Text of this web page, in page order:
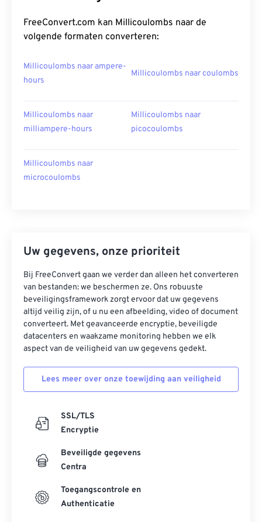
FreeConvert.com kan Millicoulombs naar de
volgende formaten converteren:
Millicoulombs naar ampere-
hours
Millicoulombs naar coulombs
Millicoulombs naar
milliampere-hours
Millicoulombs naar
picocoulombs
Millicoulombs naar
microcoulombs
Uw gegevens, onze prioriteit
Bij FreeConvert gaan we verder dan alleen het converteren
van bestanden: we beschermen ze. Ons robuuste
beveiligingsframework zorgt ervoor dat uw gegevens
altijd veilig zijn, of u nu een afbeelding, video of document
converteert. Met geavanceerde encryptie, beveiligde
datacenters en waakzame monitoring hebben we elk
aspect van de veiligheid van uw gegevens gedekt.
Lees meer over onze toewijding aan veiligheid
SSL/TLS
Encryptie
Beveiligde gegevens
Centra
Toegangscontrole en
Authenticatie